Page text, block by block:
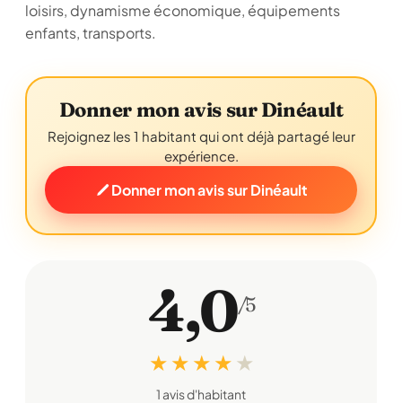
loisirs, dynamisme économique, équipements
enfants, transports.
Donner mon avis sur Dinéault
Rejoignez les 1 habitant qui ont déjà partagé leur
expérience.
Donner mon avis sur Dinéault
4,0/5
★ ★ ★ ★ ★
1 avis d'habitant